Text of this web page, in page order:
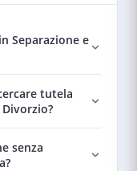
Separazione e
tutela
senza